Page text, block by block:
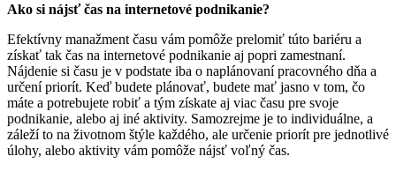
Ako si nájsť čas na internetové podnikanie?
Efektívny manažment času vám pomôže prelomiť túto bariéru a
získať tak čas na internetové podnikanie aj popri zamestnaní.
Nájdenie si času je v podstate iba o naplánovaní pracovného dňa a
určení priorít. Keď budete plánovať, budete mať jasno v tom, čo
máte a potrebujete robiť a tým získate aj viac času pre svoje
podnikanie, alebo aj iné aktivity. Samozrejme je to individuálne, a
záleží to na životnom štýle každého, ale určenie priorít pre jednotlivé
úlohy, alebo aktivity vám pomôže nájsť voľný čas.